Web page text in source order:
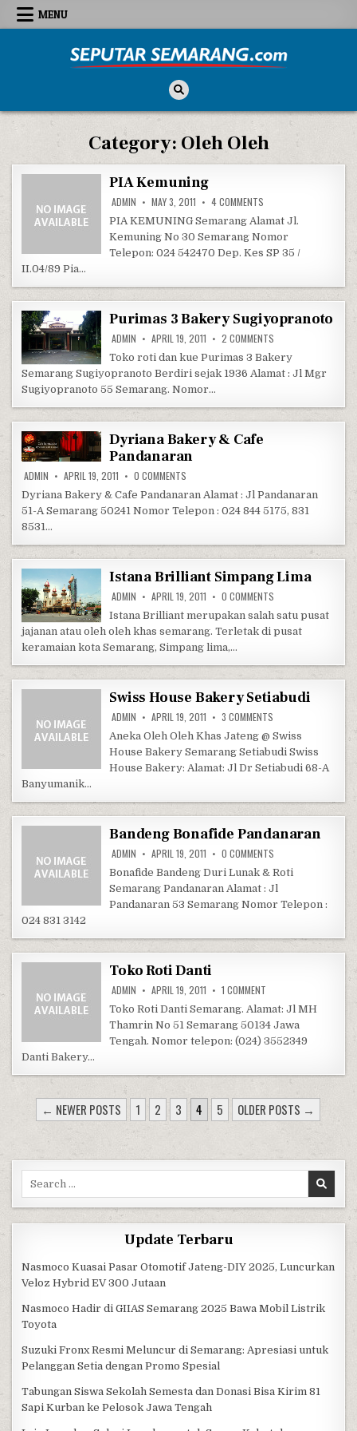
Skip to content
MENU
Category: Oleh Oleh
PIA Kemuning
ADMIN MAY 3, 2011 4 COMMENTS
PIA KEMUNING Semarang Alamat Jl.
Kemuning No 30 Semarang Nomor
Telepon: 024 542470 Dep. Kes SP 35 /
II.04/89 Pia…
Purimas 3 Bakery Sugiyopranoto
ADMIN APRIL 19, 2011 2 COMMENTS
Toko roti dan kue Purimas 3 Bakery
Semarang Sugiyopranoto Berdiri sejak 1936 Alamat : Jl Mgr
Sugiyopranoto 55 Semarang. Nomor…
Dyriana Bakery & Cafe
Pandanaran
ADMIN APRIL 19, 2011 0 COMMENTS
Dyriana Bakery & Cafe Pandanaran Alamat : Jl Pandanaran
51-A Semarang 50241 Nomor Telepon : 024 844 5175, 831
8531…
Istana Brilliant Simpang Lima
ADMIN APRIL 19, 2011 0 COMMENTS
Istana Brilliant merupakan salah satu pusat
jajanan atau oleh oleh khas semarang. Terletak di pusat
keramaian kota Semarang, Simpang lima,…
Swiss House Bakery Setiabudi
ADMIN APRIL 19, 2011 3 COMMENTS
Aneka Oleh Oleh Khas Jateng @ Swiss
House Bakery Semarang Setiabudi Swiss
House Bakery: Alamat: Jl Dr Setiabudi 68-A
Banyumanik…
Bandeng Bonafide Pandanaran
ADMIN APRIL 19, 2011 0 COMMENTS
Bonafide Bandeng Duri Lunak & Roti
Semarang Pandanaran Alamat : Jl
Pandanaran 53 Semarang Nomor Telepon :
024 831 3142
Toko Roti Danti
ADMIN APRIL 19, 2011 1 COMMENT
Toko Roti Danti Semarang. Alamat: Jl MH
Thamrin No 51 Semarang 50134 Jawa
Tengah. Nomor telepon: (024) 3552349
Danti Bakery…
POSTS PAGINATION
← NEWER POSTS 1 2 3 4 5 OLDER POSTS →
Search for:
Update Terbaru
Nasmoco Kuasai Pasar Otomotif Jateng-DIY 2025, Luncurkan
Veloz Hybrid EV 300 Jutaan
Nasmoco Hadir di GIIAS Semarang 2025 Bawa Mobil Listrik
Toyota
Suzuki Fronx Resmi Meluncur di Semarang: Apresiasi untuk
Pelanggan Setia dengan Promo Spesial
Tabungan Siswa Sekolah Semesta dan Donasi Bisa Kirim 81
Sapi Kurban ke Pelosok Jawa Tengah